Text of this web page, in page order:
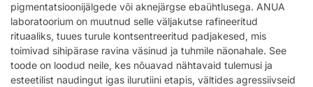
pigmentatsioonijälgede või aknejärgse ebaühtlusega. ANUA
laboratoorium on muutnud selle väljakutse rafineeritud
rituaaliks, tuues turule kontsentreeritud padjakesed, mis
toimivad sihipärase ravina väsinud ja tuhmile näonahale. See
toode on loodud neile, kes nõuavad nähtavaid tulemusi ja
esteetilist naudingut igas ilurutiini etapis, vältides agressiivseid